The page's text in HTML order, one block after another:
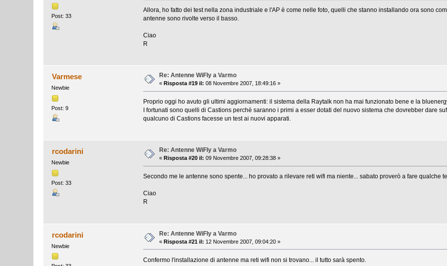
Post: 33
Allora, ho fatto dei test nella zona industriale e l'AP è come nelle foto, quelli che stanno installando ora sono
antenne sono rivolte verso il basso.
Ciao
R
Varmese
Newbie
Post: 9
Re: Antenne WiFly a Varmo
« Risposta #19 il: 08 Novembre 2007, 18:49:16 »
Proprio oggi ho avuto gli ultimi aggiornamenti: il sistema della Raytalk non ha mai funzionato bene e la
I fortunati sono quelli di Castions perchè saranno i primi a esser dotati del nuovo sistema che dovrebber dare
qualcuno di Castions facesse un test ai nuovi apparati.
rcodarini
Newbie
Post: 33
Re: Antenne WiFly a Varmo
« Risposta #20 il: 09 Novembre 2007, 09:28:38 »
Secondo me le antenne sono spente... ho provato a rilevare reti wifi ma niente... sabato proverò a fare qualche
Ciao
R
rcodarini
Newbie
Re: Antenne WiFly a Varmo
«Risposta #21 il: 12 Novembre 2007, 09:04:20 »
Confermo l'installazione di antenne ma reti wifi non si trovano... il tutto sarà spento.